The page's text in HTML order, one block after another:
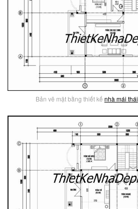
Bản vẽ mặt bằng thiết kế nhà mái thái